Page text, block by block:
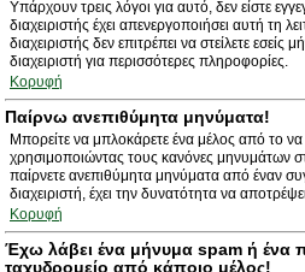
Υπάρχουν τρεις λόγοι για αυτό, δεν είστε
διαχειριστής έχει απενεργοποιήσει αυτή τη
διαχειριστής δεν επιτρέπει να στείλετε
διαχειριστή για περισσότερες πληροφορίες.
Κορυφή
Παίρνω ανεπιθύμητα μηνύματα!
Μπορείτε να μπλοκάρετε ένα μέλος από το
χρησιμοποιώντας τους κανόνες μηνυμάτων
παίρνετε ανεπιθύμητα μηνύματα από έναν
διαχειριστή, έχει την δυνατότητα να
Κορυφή
Έχω λάβει ένα μήνυμα spam ή ένα
ταχυδρομείο από κάποιο μέλος!